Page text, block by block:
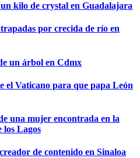
kilo de crystal en Guadalajara
por crecida de río en
un árbol en Cdmx
el Vaticano para que papa León
una mujer encontrada en la
los Lagos
de contenido en Sinaloa